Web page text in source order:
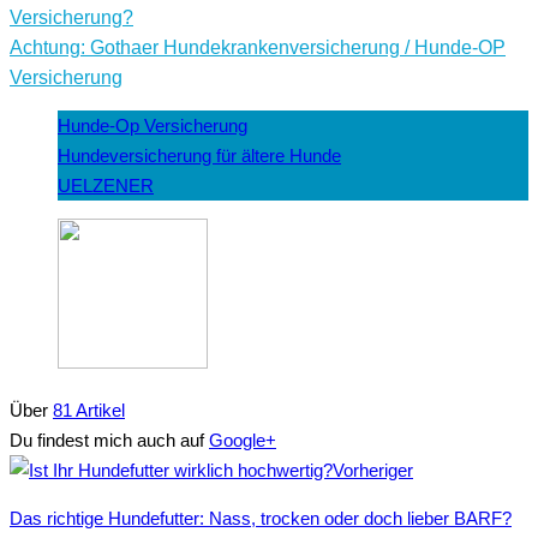
Versicherung?
Achtung: Gothaer Hundekrankenversicherung / Hunde-OP
Versicherung
Hunde-Op Versicherung
Hundeversicherung für ältere Hunde
UELZENER
Über 81 Artikel
Du findest mich auch aufGoogle+
Facebook
Twitter
Google+ Vorheriger
Das richtige Hundefutter: Nass, trocken oder doch lieber BARF?